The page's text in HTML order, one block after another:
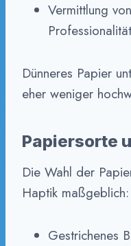
Vermittlung
Professionalität
Dünneres Papier
eher weniger
Papiersorte
Die Wahl der
Haptik maßgeblich:
Gestrichenes